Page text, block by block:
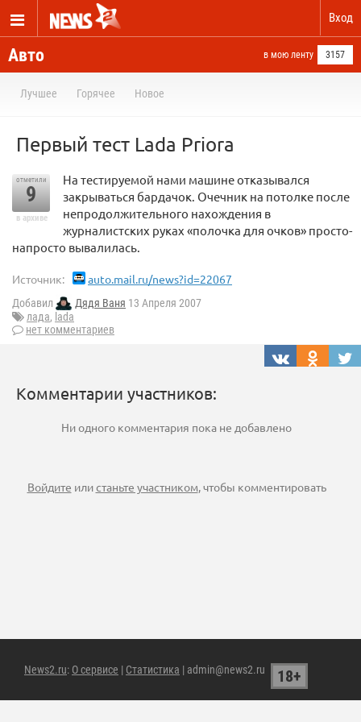
Вход
Авто в мою ленту 3157
Лучшее Горячее Новое
Первый тест Lada Priora
отметили
9
в архиве
На тестируемой нами машине отказывался
закрываться бардачок. Очечник на потолке после
непродолжительного нахождения в
журналистских руках «полочка для очков» просто-
напросто вывалилась.
Источник: auto.mail.ru/news?id=22067
Добавил Дядя Ваня 13 Апреля 2007
лада, lada
нет комментариев
Комментарии участников:
Ни одного комментария пока не добавлено
Войдите илистаньте участником, чтобы комментировать
News2.ru: О сервисе | Статистика | admin@news2.ru 18+